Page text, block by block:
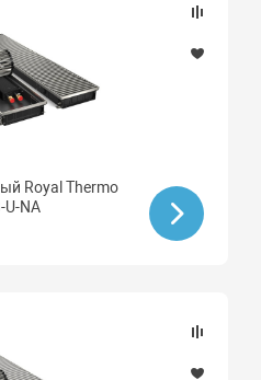
Royal Thermo
U-NA